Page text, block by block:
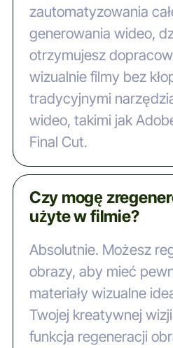
zautomatyzowania
generowania wideo,
otrzymujesz
wizualnie filmy bez
tradycyjnymi
wideo, takimi jak
Final Cut.
Czy mogę
użyte w filmie?
Absolutnie. Możesz
obrazy, aby mieć
materiały wizualne
Twojej kreatywnej
funkcja regeneracji